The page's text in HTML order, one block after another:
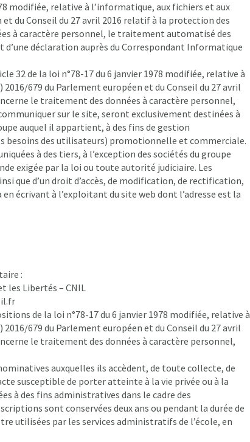
modifiée, relative à l’informatique, aux fichiers et aux
du Conseil du 27 avril 2016 relatif à la protection des
à caractère personnel, le traitement automatisé des
déclaration auprès du Correspondant Informatique
32 de la loi n°78-17 du 6 janvier 1978 modifiée, relative à
679 du Parlement européen et du Conseil du 27 avril
le traitement des données à caractère personnel,
sur le site, seront exclusivement destinées à
auquel il appartient, à des fins de gestion
des utilisateurs) promotionnelle et commerciale.
à des tiers, à l’exception des sociétés du groupe
exigée par la loi ou toute autorité judiciaire. Les
que d’un droit d’accès, de modification, de rectification,
écrivant à l’exploitant du site web dont l’adresse est la
:
les Libertés – CNIL
de la loi n°78-17 du 6 janvier 1978 modifiée, relative à
679 du Parlement européen et du Conseil du 27 avril
le traitement des données à caractère personnel,
auxquelles ils accèdent, de toute collecte, de
susceptible de porter atteinte à la vie privée ou à la
à des fins administratives dans le cadre des
sont conservées deux ans ou pendant la durée de
utilisées par les services administratifs de l’école, en